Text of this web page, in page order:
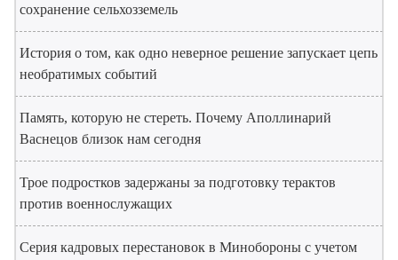
сохранение сельхозземель
История о том, как одно неверное решение запускает цепь
необратимых событий
Память, которую не стереть. Почему Аполлинарий
Васнецов близок нам сегодня
Трое подростков задержаны за подготовку терактов
против военнослужащих
Серия кадровых перестановок в Минобороны с учетом